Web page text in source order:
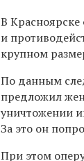
В Красноярске
и
крупном
По данным
предложил
уничтожении
За это он
При этом